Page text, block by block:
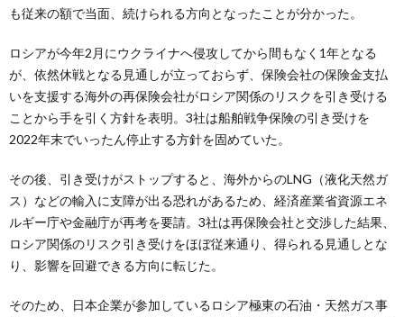
も従来の額で当面、続けられる方向となったことが分かった。
ロシアが今年2月にウクライナへ侵攻してから間もなく1年となる
が、依然休戦となる見通しが立っておらず、保険会社の保険金支払
いを支援する海外の再保険会社がロシア関係のリスクを引き受ける
ことから手を引く方針を表明。3社は船舶戦争保険の引き受けを
2022年末でいったん停止する方針を固めていた。
その後、引き受けがストップすると、海外からのLNG（液化天然ガ
ス）などの輸入に支障が出る恐れがあるため、経済産業省資源エネ
ルギー庁や金融庁が再考を要請。3社は再保険会社と交渉した結果、
ロシア関係のリスク引き受けをほぼ従来通り、得られる見通しとな
り、影響を回避できる方向に転じた。
そのため、日本企業が参加しているロシア極東の石油・天然ガス事